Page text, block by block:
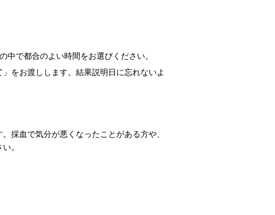
で都合のよい時間をお選びください。
をお渡しします。結果説明日に忘れないよ
採血で気分が悪くなったことがある方や、
。